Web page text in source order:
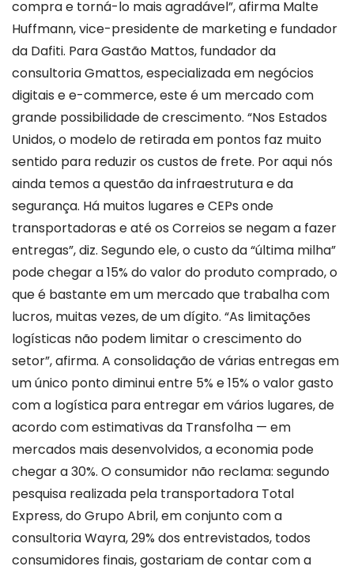
compra e torná-lo mais agradável”, afirma Malte
Huffmann, vice-presidente de marketing e fundador
da Dafiti. Para Gastão Mattos, fundador da
consultoria Gmattos, especializada em negócios
digitais e e-commerce, este é um mercado com
grande possibilidade de crescimento. “Nos Estados
Unidos, o modelo de retirada em pontos faz muito
sentido para reduzir os custos de frete. Por aqui nós
ainda temos a questão da infraestrutura e da
segurança. Há muitos lugares e CEPs onde
transportadoras e até os Correios se negam a fazer
entregas”, diz. Segundo ele, o custo da “última milha”
pode chegar a 15% do valor do produto comprado, o
que é bastante em um mercado que trabalha com
lucros, muitas vezes, de um dígito. “As limitações
logísticas não podem limitar o crescimento do
setor”, afirma. A consolidação de várias entregas em
um único ponto diminui entre 5% e 15% o valor gasto
com a logística para entregar em vários lugares, de
acordo com estimativas da Transfolha — em
mercados mais desenvolvidos, a economia pode
chegar a 30%. O consumidor não reclama: segundo
pesquisa realizada pela transportadora Total
Express, do Grupo Abril, em conjunto com a
consultoria Wayra, 29% dos entrevistados, todos
consumidores finais, gostariam de contar com a